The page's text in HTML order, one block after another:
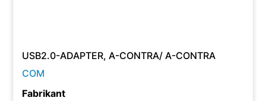
USB2.0-ADAPTER, A-CONTRA/ A-CONTRA
COM
Fabrikant